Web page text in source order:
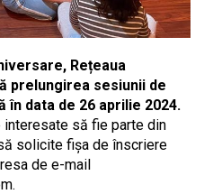
Rețeaua
prelungirea sesiunii de
data de 26 aprilie 2024.
să fie parte din
solicite fișa de înscriere
de e-mail
.